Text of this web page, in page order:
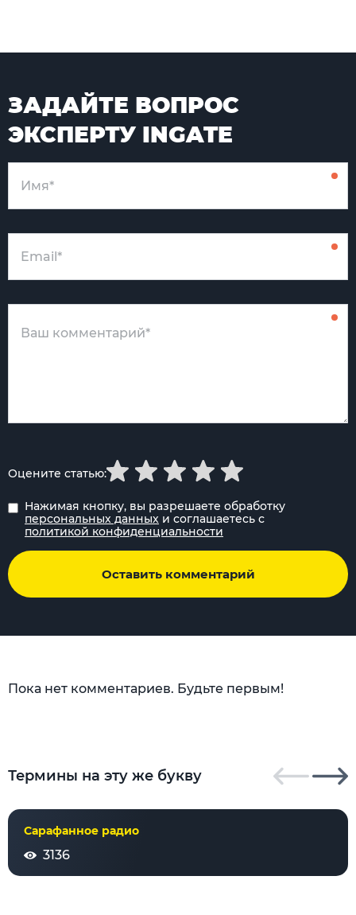
ЗАДАЙТЕ ВОПРОС
ЭКСПЕРТУ INGATE
Нажимая кнопку, вы разрешаете обработку
персональных данных и соглашаетесь с
политикой конфиденциальности
Оставить комментарий
Оцените статью:
Пока нет комментариев. Будьте первым!
Термины на эту же букву
Сарафанное радио
3136